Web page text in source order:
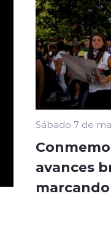
Sábado 7 de
avances